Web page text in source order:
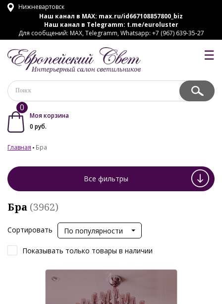
Нижневартовск
Наш канал в MAX: max.ru/id667108857800_biz
Наш канал в Telegramm: t.me/euroluster
Для сообщений: MAX, Telegramm, Whatsapp: +7 (967) 639-35-27
☰
0
Моя корзина
0 руб.
Главная Бра
Все фильтры
Бра (3962)
Сортировать По популярности
Показывать только товары в наличии